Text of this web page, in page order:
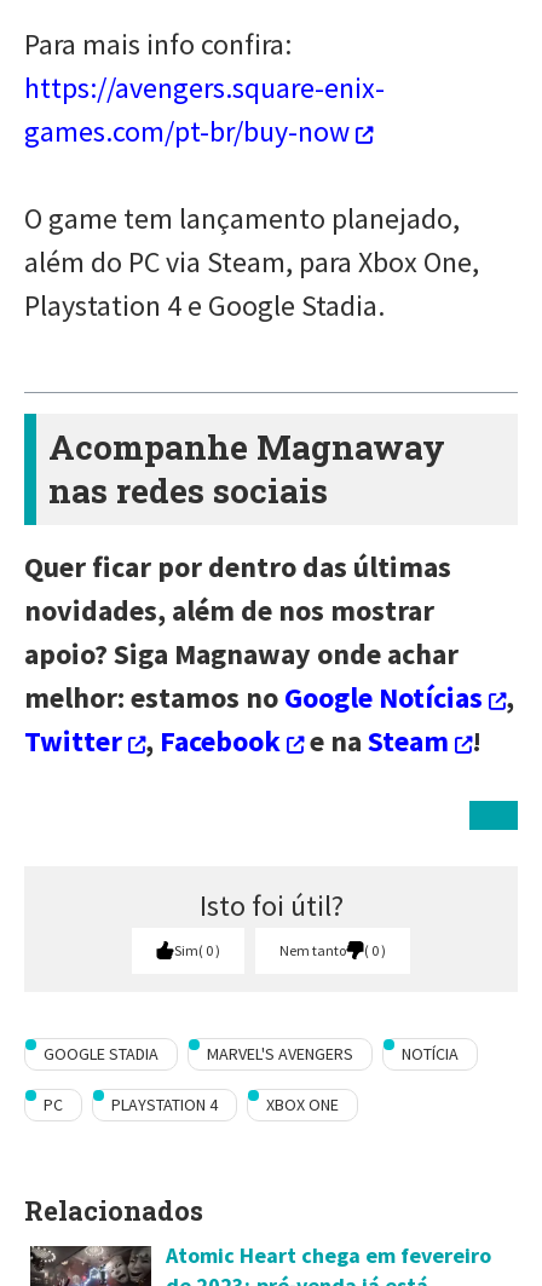
Para mais info confira:
https://avengers.square-enix-
games.com/pt-br/buy-now
O game tem lançamento planejado,
além do PC via Steam, para Xbox One,
Playstation 4 e Google Stadia.
Acompanhe Magnaway
nas redes sociais
Quer ficar por dentro das últimas
novidades, além de nos mostrar
apoio? Siga Magnaway onde achar
melhor: estamos noGoogle Notícias
,
Twitter
, Facebook e naSteam !
Isto foi útil?
Sim 0 Nem tanto 0
GOOGLE STADIA MARVEL'S AVENGERS NOTÍCIA
PC PLAYSTATION 4 XBOX ONE
Relacionados
Atomic Heart chega em fevereiro